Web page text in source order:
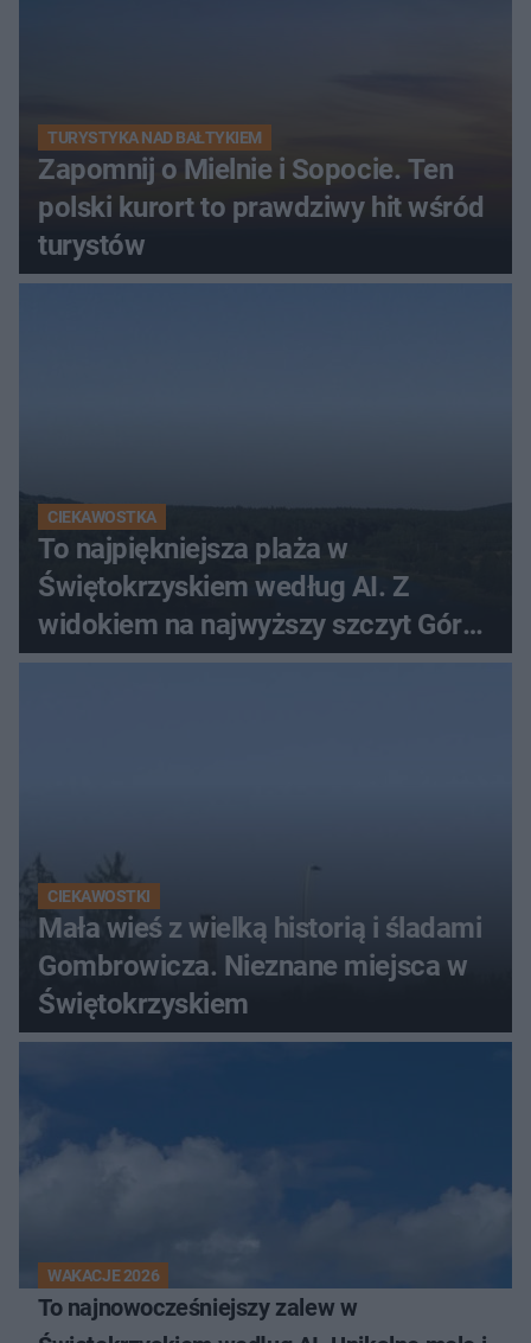
TURYSTYKA NAD BAŁTYKIEM
Zapomnij o Mielnie i Sopocie. Ten
polski kurort to prawdziwy hit wśród
turystów
CIEKAWOSTKA
To najpiękniejsza plaża w
Świętokrzyskiem według AI. Z
widokiem na najwyższy szczyt Gór
Świętokrzyskich
CIEKAWOSTKI
Mała wieś z wielką historią i śladami
Gombrowicza. Nieznane miejsca w
Świętokrzyskiem
WAKACJE 2026
To najnowocześniejszy zalew w